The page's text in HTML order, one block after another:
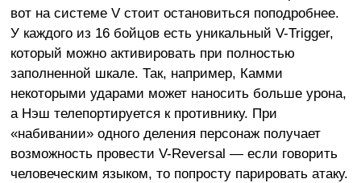
вот на системе V стоит остановиться поподробнее.
У каждого из 16 бойцов есть уникальный V-Trigger,
который можно активировать при полностью
заполненной шкале. Так, например, Камми
некоторыми ударами может наносить больше урона,
а Нэш телепортируется к противнику. При
«набивании» одного деления персонаж получает
возможность провести V-Reversal — если говорить
человеческим языком, то попросту парировать атаку.